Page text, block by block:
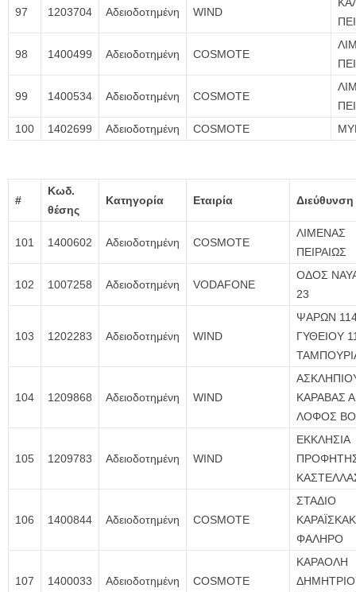
97 1203704 Αδειοδοτημένη WIND
98 1400499 Αδειοδοτημένη COSMOTE
99 1400534 Αδειοδοτημένη COSMOTE
100
1402699 Αδειοδοτημένη COSMOTE
#
Κωδ.
θέσης
Κατηγορία Εταιρία Διεύθυνση
101 1400602 Αδειοδοτημένη COSMOTE
ΛΙΜΕΝΑΣ
ΠΕΙΡΑΙΩΣ
102 1007258 Αδειοδοτημένη VODAFONE
ΟΔΟΣ
23
103 1202283 Αδειοδοτημένη WIND
ΨΑΡΩΝ
ΓΥΘΕΙΟΥ
104 1209868 Αδειοδοτημένη WIND
ΚΑΡΑΒΑΣ Α
ΛΟΦΟΣ
105 1209783 Αδειοδοτημένη WIND
ΕΚΚΛΗΣΙΑ
106 1400844 Αδειοδοτημένη COSMOTE
ΣΤΑΔΙΟ
ΦΑΛΗΡΟ
107 1400033 Αδειοδοτημένη COSMOTE
ΚΑΡΑΟΛΗ